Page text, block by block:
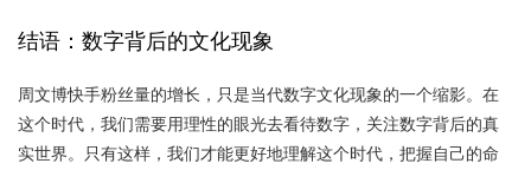
结语：数字背后的文化现象
周文博快手粉丝量的增长，只是当代数字文化现象的一个缩影。在
这个时代，我们需要用理性的眼光去看待数字，关注数字背后的真
实世界。只有这样，我们才能更好地理解这个时代，把握自己的命